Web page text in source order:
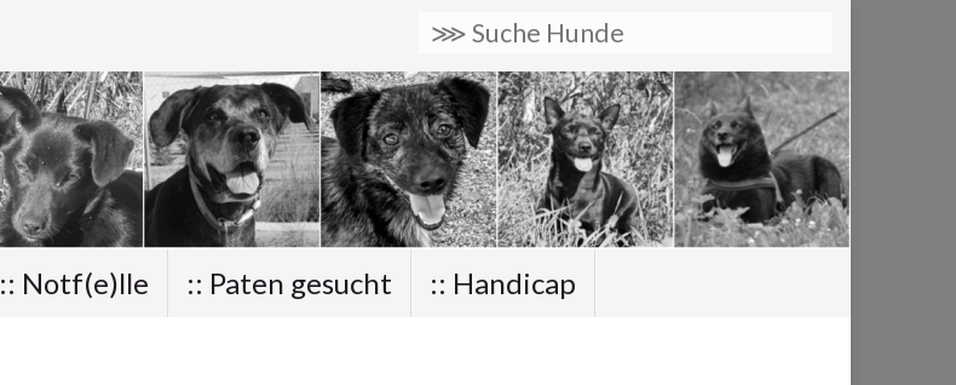
:: Notf(e)lle :: Paten gesucht :: Handicap